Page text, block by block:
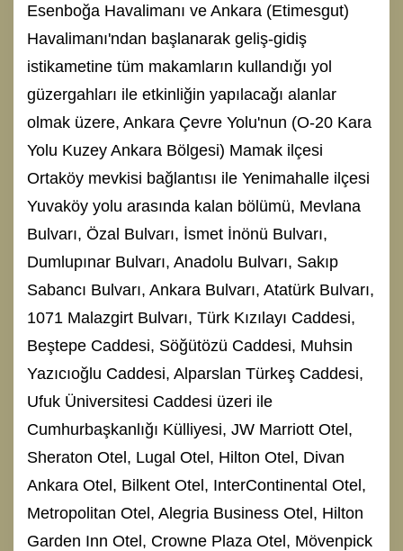
Esenboğa Havalimanı ve Ankara (Etimesgut)
Havalimanı'ndan başlanarak geliş-gidiş
istikametine tüm makamların kullandığı yol
güzergahları ile etkinliğin yapılacağı alanlar
olmak üzere, Ankara Çevre Yolu'nun (O-20 Kara
Yolu Kuzey Ankara Bölgesi) Mamak ilçesi
Ortaköy mevkisi bağlantısı ile Yenimahalle ilçesi
Yuvaköy yolu arasında kalan bölümü, Mevlana
Bulvarı, Özal Bulvarı, İsmet İnönü Bulvarı,
Dumlupınar Bulvarı, Anadolu Bulvarı, Sakıp
Sabancı Bulvarı, Ankara Bulvarı, Atatürk Bulvarı,
1071 Malazgirt Bulvarı, Türk Kızılayı Caddesi,
Beştepe Caddesi, Söğütözü Caddesi, Muhsin
Yazıcıoğlu Caddesi, Alparslan Türkeş Caddesi,
Ufuk Üniversitesi Caddesi üzeri ile
Cumhurbaşkanlığı Külliyesi, JW Marriott Otel,
Sheraton Otel, Lugal Otel, Hilton Otel, Divan
Ankara Otel, Bilkent Otel, InterContinental Otel,
Metropolitan Otel, Alegria Business Otel, Hilton
Garden Inn Otel, Crowne Plaza Otel, Mövenpick